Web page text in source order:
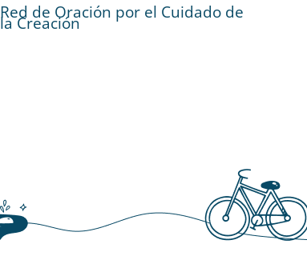
Red de Oración por el Cuidado de
la Creación